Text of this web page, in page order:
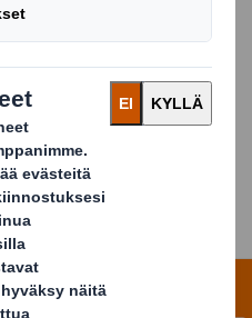
käytäntöön ja
ratkaisee